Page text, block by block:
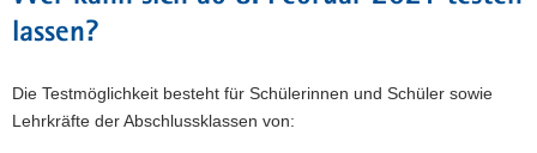
lassen?
Die Testmöglichkeit besteht für Schülerinnen und Schüler sowie
Lehrkräfte der Abschlussklassen von: